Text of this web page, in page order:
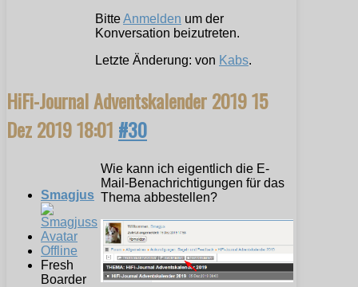
BitteAnmelden um der
Konversation beizutreten.
Letzte Änderung: von Kabs.
HiFi-Journal Adventskalender 201915
Dez 2019 18:01 #30
Smagjus
Offline
Fresh
Boarder
Wie kann ich eigentlich die E-
Mail-Benachrichtigungen für das
Thema abbestellen?